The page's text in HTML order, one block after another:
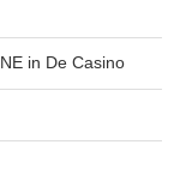
in De Casino